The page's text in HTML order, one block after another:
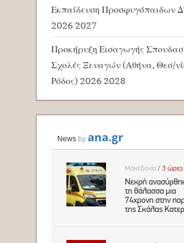
Εκπαίδευση Προσφυγόπαιδων
2026 2027
Προκήρυξη Εισαγωγής
Σχολές Ξεναγών (Αθήνα, Θεσ/
Ρόδος) 2026 2028